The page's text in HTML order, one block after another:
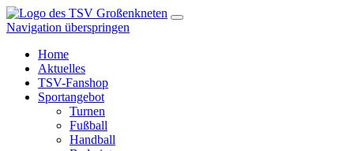
Navigation überspringen
Home
Aktuelles
TSV-Fanshop
Sportangebot
Turnen
Fußball
Handball